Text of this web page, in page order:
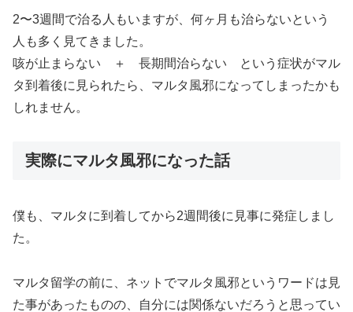
2〜3週間で治る人もいますが、何ヶ月も治らないという
人も多く見てきました。
咳が止まらない ＋ 長期間治らない という症状がマル
タ到着後に見られたら、マルタ風邪になってしまったかも
しれません。
実際にマルタ風邪になった話
僕も、マルタに到着してから2週間後に見事に発症しまし
た。
マルタ留学の前に、ネットでマルタ風邪というワードは見
た事があったものの、自分には関係ないだろうと思ってい